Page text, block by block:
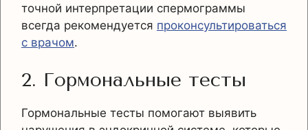
точной интерпретации спермограммы
всегда рекомендуется проконсультироваться
с врачом.
2. Гормональные тесты
Гормональные тесты помогают выявить